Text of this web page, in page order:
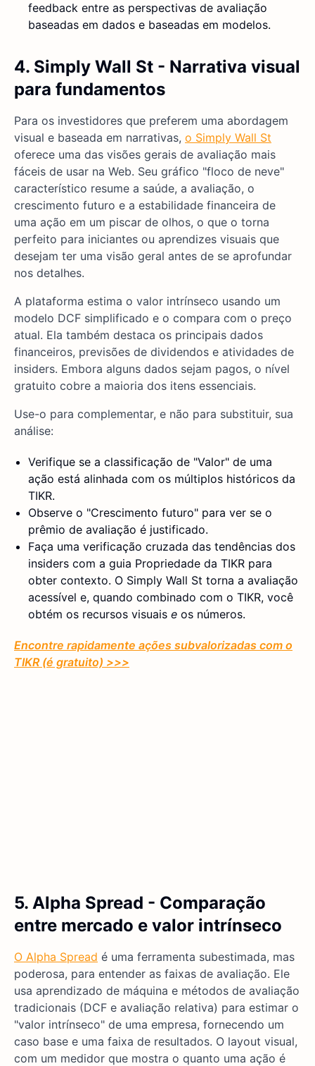
feedback entre as perspectivas de avaliação
baseadas em dados e baseadas em modelos.
4. Simply Wall St - Narrativa visual
para fundamentos
Para os investidores que preferem uma abordagem
visual e baseada em narrativas, o Simply Wall St
oferece uma das visões gerais de avaliação mais
fáceis de usar na Web. Seu gráfico "floco de neve"
característico resume a saúde, a avaliação, o
crescimento futuro e a estabilidade financeira de
uma ação em um piscar de olhos, o que o torna
perfeito para iniciantes ou aprendizes visuais que
desejam ter uma visão geral antes de se aprofundar
nos detalhes.
A plataforma estima o valor intrínseco usando um
modelo DCF simplificado e o compara com o preço
atual. Ela também destaca os principais dados
financeiros, previsões de dividendos e atividades de
insiders. Embora alguns dados sejam pagos, o nível
gratuito cobre a maioria dos itens essenciais.
Use-o para complementar, e não para substituir, sua
análise:
Verifique se a classificação de "Valor" de uma
ação está alinhada com os múltiplos históricos da
TIKR.
Observe o "Crescimento futuro" para ver se o
prêmio de avaliação é justificado.
Faça uma verificação cruzada das tendências dos
insiders com a guia Propriedade da TIKR para
obter contexto. O Simply Wall St torna a avaliação
acessível e, quando combinado com o TIKR, você
obtém os recursos visuais e os números.
Encontre rapidamente ações subvalorizadas com o
TIKR (é gratuito) >>>
5. Alpha Spread - Comparação
entre mercado e valor intrínseco
O Alpha Spread é uma ferramenta subestimada, mas
poderosa, para entender as faixas de avaliação. Ele
usa aprendizado de máquina e métodos de avaliação
tradicionais (DCF e avaliação relativa) para estimar o
"valor intrínseco" de uma empresa, fornecendo um
caso base e uma faixa de resultados. O layout visual,
com um medidor que mostra o quanto uma ação é